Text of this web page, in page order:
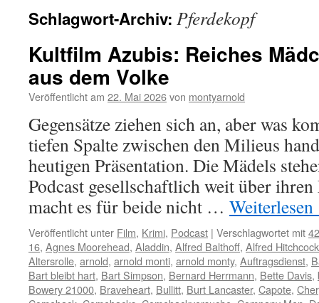
Schlagwort-Archiv: Pferdekopf
Kultfilm Azubis: Reiches
aus dem Volke
Veröffentlicht am 22. Mai 2026von montyarnold
Gegensätze ziehen sich an, aber was
tiefen Spalte zwischen den Milieus
heutigen Präsentation. Die Mädels
Podcast gesellschaftlich weit über
macht es für beide nicht … Weiterlesen
Veröffentlicht unter Film, Krimi, Podcast | Verschlagwortet mit
16, Agnes Moorehead, Aladdin, Alfred Balthoff, Alfred Hitchcock
Altersrolle, arnold, arnold monti, arnold monty, Auftragsdienst,
Bart bleibt hart, Bart Simpson, Bernard Herrmann, Bette Davis,
Bowery 21000, Braveheart, Bullitt, Burt Lancaster, Capote, Cher